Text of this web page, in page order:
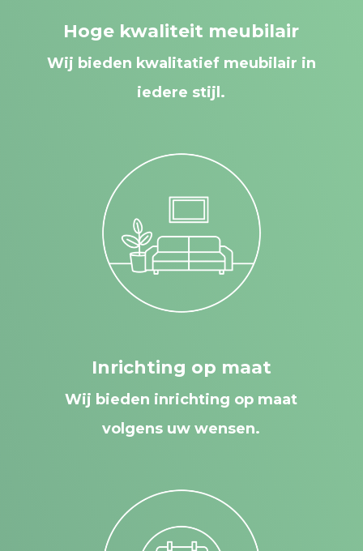
Hoge kwaliteit meubilair
Wij bieden kwalitatief meubilair in
iedere stijl.
Inrichting op maat
Wij bieden inrichting op maat
volgens uw wensen.